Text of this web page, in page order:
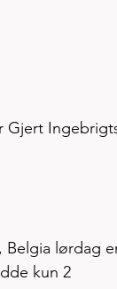
Gjert
Belgia lørdag
kun 2